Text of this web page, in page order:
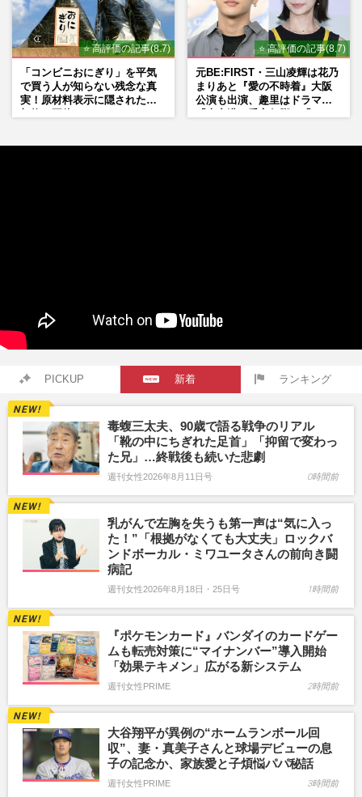
⭐ 高評価の記事(8.7)
「コンビニおにぎり」を平気
で買う人が知らない残念な真
実！原材料表示に隠された添
⭐ 高評価の記事(8.7)
元BE:FIRST・三山凌輝は花乃
まりあと『愛の不時着』大阪
公演も出演、趣里はドラマ
PICKUP 新着 ランキング
毒蝮三太夫、90歳で語る戦争のリアル
「靴の中にちぎれた足首」「抑留で変わっ
た兄」…終戦後も続いた悲劇
週刊女性2026年8月11日号 0時間前
乳がんで左胸を失うも第一声は“気に入っ
た！”「根拠がなくても大丈夫」ロックバ
ンドボーカル・ミワユータさんの前向き闘
病記
週刊女性2026年8月18日・25日号 1時間前
『ポケモンカード』バンダイのカードゲー
ムも転売対策に“マイナンバー”導入開始
「効果テキメン」広がる新システム
週刊女性PRIME 2時間前
大谷翔平が異例の“ホームランボール回
収”、妻・真美子さんと球場デビューの息
子の記念か、家族愛と子煩悩パパ秘話
週刊女性PRIME 3時間前